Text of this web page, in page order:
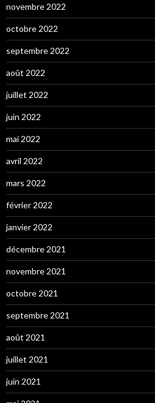
novembre 2022
octobre 2022
septembre 2022
août 2022
juillet 2022
juin 2022
mai 2022
avril 2022
mars 2022
février 2022
janvier 2022
décembre 2021
novembre 2021
octobre 2021
septembre 2021
août 2021
juillet 2021
juin 2021